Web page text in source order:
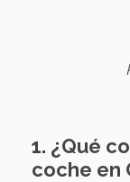
1. ¿Qué
coche en